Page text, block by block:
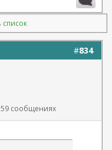
список
#834
59 сообщениях